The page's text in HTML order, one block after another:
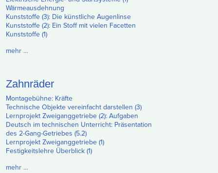
Wärmeausdehnung
Kunststoffe (3): Die künstliche Augenlinse
Kunststoffe (2): Ein Stoff mit vielen Facetten
Kunststoffe (1)
mehr …
Zahnräder
Montagebühne: Kräfte
Technische Objekte vereinfacht darstellen (3)
Lernprojekt Zweiganggetriebe (2): Aufgaben
Deutsch im technischen Unterricht: Präsentation
des 2-Gang-Getriebes (5.2)
Lernprojekt Zweiganggetriebe (1)
Festigkeitslehre Überblick (1)
mehr …